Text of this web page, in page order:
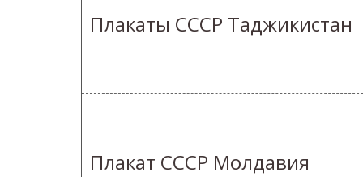
Плакаты СССР Таджикистан
Плакат СССР Молдавия